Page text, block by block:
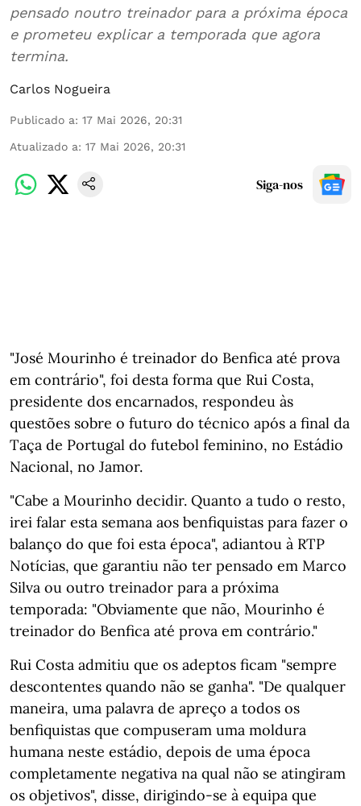
pensado noutro treinador para a próxima época
e prometeu explicar a temporada que agora
termina.
Carlos Nogueira
Publicado a: 17 Mai 2026, 20:31
Atualizado a: 17 Mai 2026, 20:31
Siga-nos
"José Mourinho é treinador do Benfica até prova
em contrário", foi desta forma que Rui Costa,
presidente dos encarnados, respondeu às
questões sobre o futuro do técnico após a final da
Taça de Portugal do futebol feminino, no Estádio
Nacional, no Jamor.
"Cabe a Mourinho decidir. Quanto a tudo o resto,
irei falar esta semana aos benfiquistas para fazer o
balanço do que foi esta época", adiantou à RTP
Notícias, que garantiu não ter pensado em Marco
Silva ou outro treinador para a próxima
temporada: "Obviamente que não, Mourinho é
treinador do Benfica até prova em contrário."
Rui Costa admitiu que os adeptos ficam "sempre
descontentes quando não se ganha". "De qualquer
maneira, uma palavra de apreço a todos os
benfiquistas que compuseram uma moldura
humana neste estádio, depois de uma época
completamente negativa na qual não se atingiram
os objetivos", disse, dirigindo-se à equipa que